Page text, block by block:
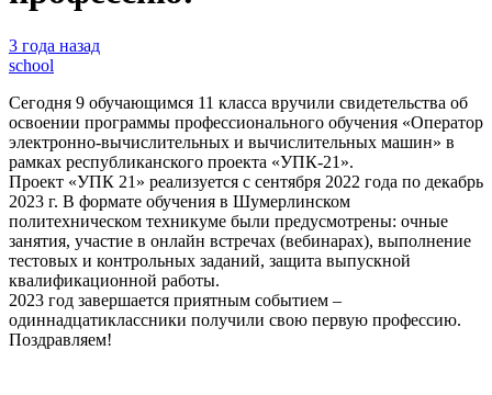
3 года назад
school
Сегодня 9 обучающимся 11 класса вручили свидетельства об
освоении программы профессионального обучения «Оператор
электронно-вычислительных и вычислительных машин» в
рамках республиканского проекта «УПК-21».
Проект «УПК 21» реализуется с сентября 2022 года по декабрь
2023 г. В формате обучения в Шумерлинском
политехническом техникуме были предусмотрены: очные
занятия, участие в онлайн встречах (вебинарах), выполнение
тестовых и контрольных заданий, защита выпускной
квалификационной работы.
2023 год завершается приятным событием –
одиннадцатиклассники получили свою первую профессию.
Поздравляем!